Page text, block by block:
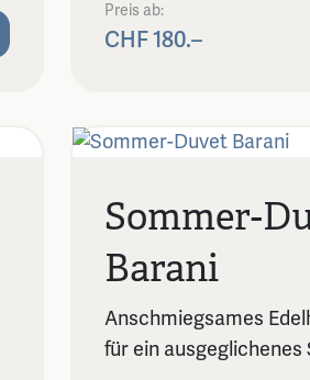
Preis ab:
CHF 180.–
Sommer-
Barani
Anschmiegsames
für ein ausgeglichenes